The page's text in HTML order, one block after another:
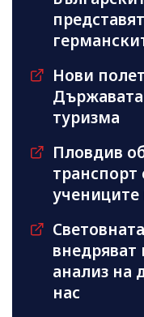
Нови
Държавата
туризма
Пловдив
транспорт
учениците
внедряват
анализ на
нас